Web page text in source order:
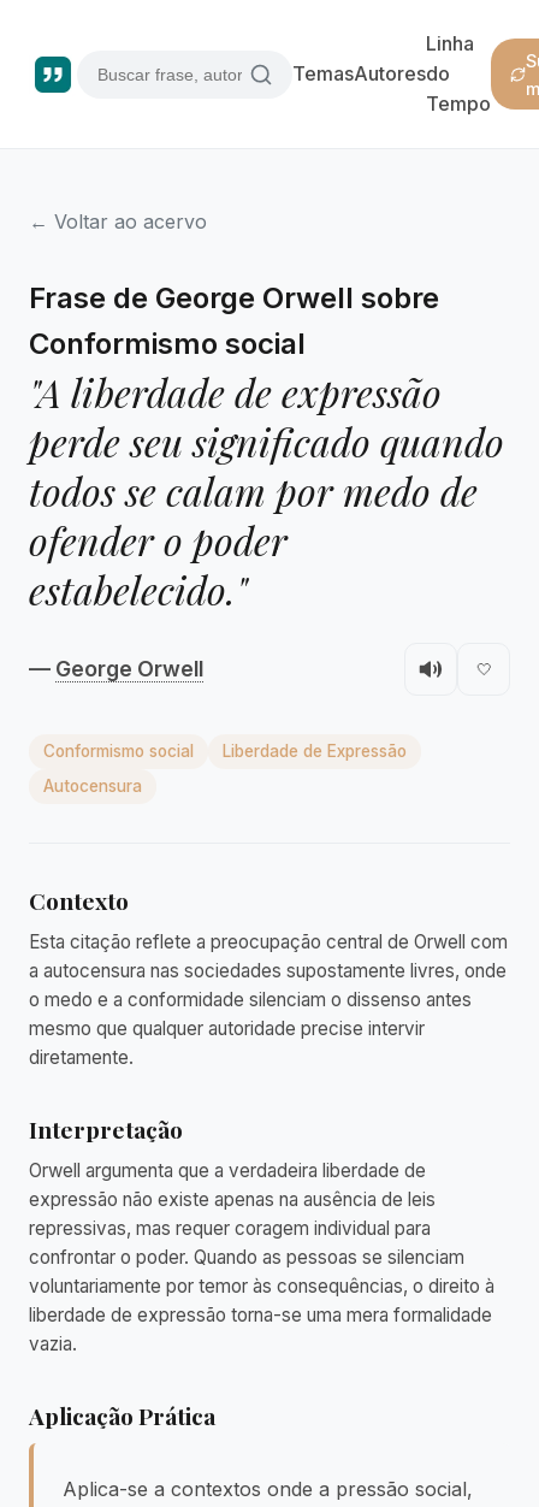
TemasAutores
Linha
do
Tempo
← Voltar ao acervo
Frase de George Orwell sobre
Conformismo social
"A liberdade de expressão
perde seu significado quando
todos se calam por medo de
ofender o poder
estabelecido."
— George Orwell 🤍
Conformismo social
Liberdade de Expressão
Autocensura
Contexto
Esta citação reflete a preocupação central de Orwell com
a autocensura nas sociedades supostamente livres, onde
o medo e a conformidade silenciam o dissenso antes
mesmo que qualquer autoridade precise intervir
diretamente.
Interpretação
Orwell argumenta que a verdadeira liberdade de
expressão não existe apenas na ausência de leis
repressivas, mas requer coragem individual para
confrontar o poder. Quando as pessoas se silenciam
voluntariamente por temor às consequências, o direito à
liberdade de expressão torna-se uma mera formalidade
vazia.
Aplicação Prática
Aplica-se a contextos onde a pressão social,